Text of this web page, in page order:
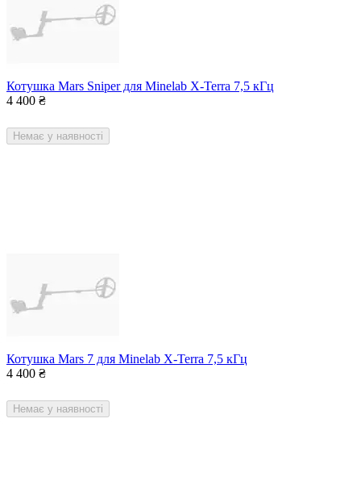
Котушка Mars Sniper для Minelab X-Terra 7,5 кГц
4 400 ₴
Немає у наявності
Котушка Mars 7 для Minelab X-Terra 7,5 кГц
4 400 ₴
Немає у наявності